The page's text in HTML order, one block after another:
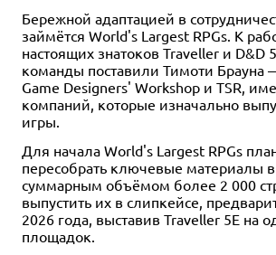
Кромешная тьма:
Преисподняя
5 отзывов
14 990 ₽
Купить
18 отзывов
12 990 ₽
Зомбицид: За чертой смерти
2 490 ₽
Купить
Мяу,
1 490 ₽
Бережной адаптацией в
займётся World's Largest RPGs. К
настоящих знатоков Traveller и D&D
команды поставили Тимоти Брауна
Game Designers' Workshop и TSR,
компаний, которые изначально
игры.
Для начала World's Largest RPGs
пересобрать ключевые материалы
суммарным объёмом более 2 000
выпустить их в слипкейсе,
2026 года, выставив Traveller 5E на
площадок.